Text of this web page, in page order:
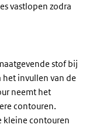
vastlopen zodra
stof bij
het invullen van de
neemt het
contouren.
kleine contouren